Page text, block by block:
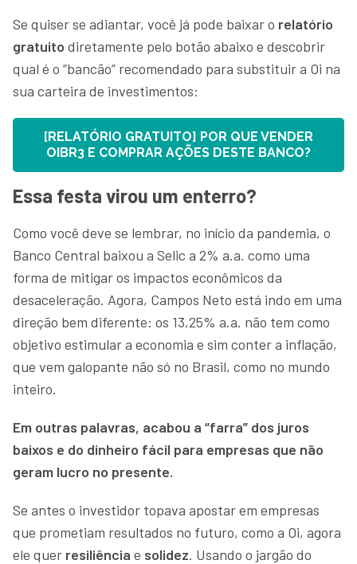
Se quiser se adiantar, você já pode baixar o relatório
gratuito diretamente pelo botão abaixo e descobrir
qual é o “bancão” recomendado para substituir a Oi na
sua carteira de investimentos:
[RELATÓRIO GRATUITO] POR QUE VENDER
OIBR3 E COMPRAR AÇÕES DESTE BANCO?
Essa festa virou um enterro?
Como você deve se lembrar, no início da pandemia, o
Banco Central baixou a Selic a 2% a.a. como uma
forma de mitigar os impactos econômicos da
desaceleração. Agora, Campos Neto está indo em uma
direção bem diferente: os 13,25% a.a. não tem como
objetivo estimular a economia e sim conter a inflação,
que vem galopante não só no Brasil, como no mundo
inteiro.
Em outras palavras, acabou a “farra” dos juros
baixos e do dinheiro fácil para empresas que não
geram lucro no presente.
Se antes o investidor topava apostar em empresas
que prometiam resultados no futuro, como a Oi, agora
ele quer resiliência e solidez. Usando o jargão do